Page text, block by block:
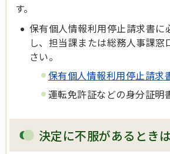
す。
保有個人情報利用停止請求書に
し、担当課または総務人事課窓
さい。
保有個人情報利用停止請求
運転免許証などの身分証明
決定に不服があるときは